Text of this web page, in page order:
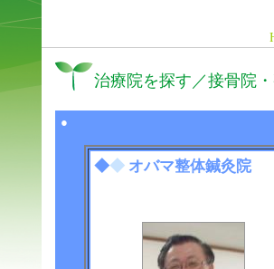
治療院を探す／接骨院
●
◆◆オバマ整体鍼灸院